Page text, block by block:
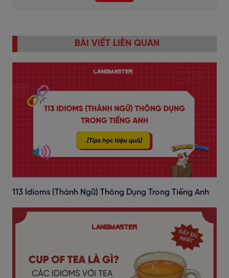
BÀI VIẾT LIÊN QUAN
113 Idioms (Thành Ngữ) Thông Dụng Trong Tiếng Anh